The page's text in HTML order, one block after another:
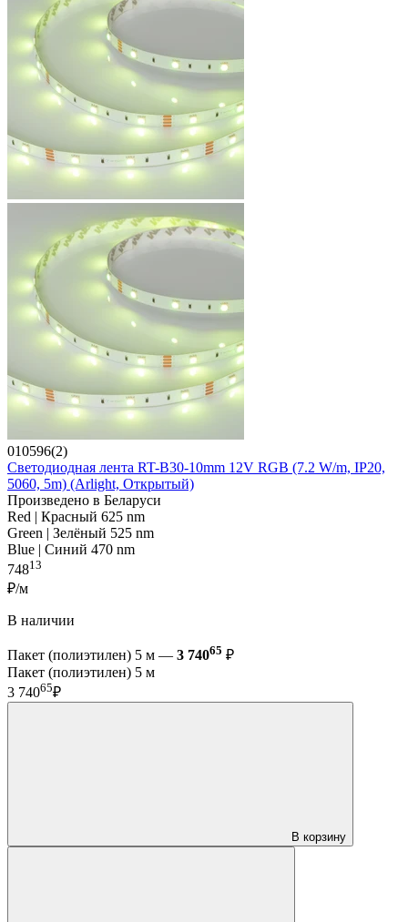
010596(2)
Светодиодная лента RT-B30-10mm 12V RGB (7.2 W/m, IP20,
5060, 5m) (Arlight, Открытый)
Произведено в Беларуси
Red | Красный 625 nm
Green | Зелёный 525 nm
Blue | Синий 470 nm
74813
₽/м
В наличии
Пакет (полиэтилен) 5 м — 3 74065 ₽
Пакет (полиэтилен) 5 м
3 74065₽
В корзину